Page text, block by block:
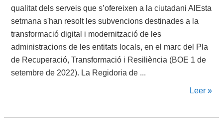
qualitat dels serveis que s’ofereixen a la ciutadani AlEsta
setmana s'han resolt les subvencions destinades a la
transformació digital i modernització de les
administracions de les entitats locals, en el marc del Pla
de Recuperació, Transformació i Resiliència (BOE 1 de
setembre de 2022). La Regidoria de ...
Leer »